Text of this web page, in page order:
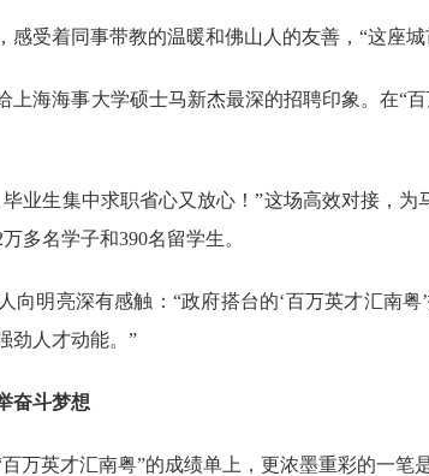
着同事带教的温暖和佛山人的友善，“这座城
海海事大学硕士马新杰最深的招聘印象。在“
生集中求职省心又放心！”这场高效对接，为
多名学子和390名留学生。
明亮深有感触：“政府搭台的‘百万英才汇南粤
劲人才动能。”
奋斗梦想
英才汇南粤”的成绩单上，更浓墨重彩的一笔